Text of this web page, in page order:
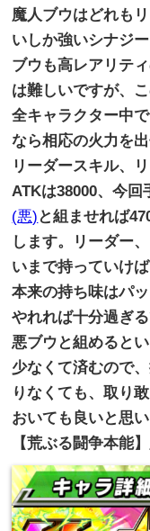
魔人ブウはどれも
いしか強いシナジ
ブウも高レアリテ
は難しいですが、
全キャラクター中
なら相応の火力を出
リーダースキル、
ATKは38000、今回
(悪) と組ませれば
します。
リーダー
いまで持っていけ
本来の持ち味はパ
やれれば十分過ぎる
悪ブウと組めると
少なくて済むので、
りなくても、取り
おいても良いと思い
【荒ぶる闘争本能